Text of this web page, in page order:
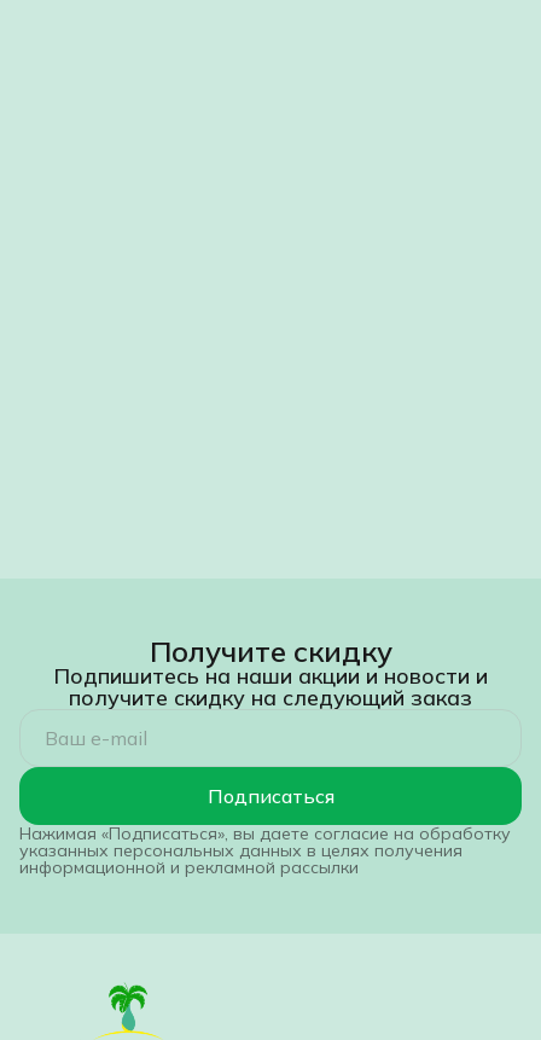
Получите скидку
Подпишитесь на наши акции и новости и
получите скидку на следующий заказ
Подписаться
Нажимая «Подписаться», вы даете согласие на обработку
указанных персональных данных в целях получения
информационной и рекламной рассылки